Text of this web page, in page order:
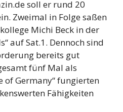
soll er rund 20
Zweimal in Folge saßen
Michi Beck in der
auf Sat.1. Dennoch sind
bereits gut
fünf Mal als
of Germany“ fungierten
Fähigkeiten